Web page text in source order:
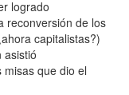
logrado
reconversión de los
capitalistas?)
asistió
que dio el